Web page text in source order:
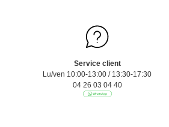
Service client
Lu/ven 10:00-13:00 / 13:30-17:30
04 26 03 04 40